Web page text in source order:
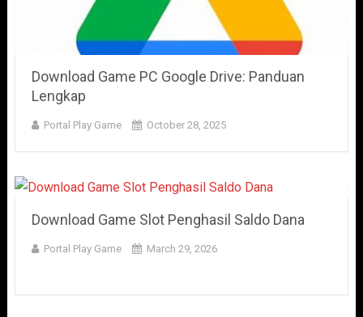
Download Game PC Google Drive: Panduan
Lengkap
Portal Play Game October 28, 2025
Download Game Slot Penghasil Saldo Dana
Portal Play Game March 29, 2026